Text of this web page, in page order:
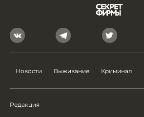
Новости Выживание Криминал
Редакция